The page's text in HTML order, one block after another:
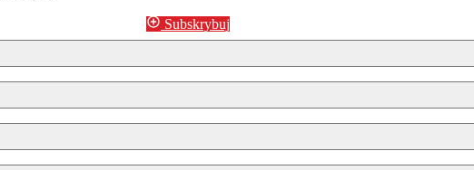
Subskrybuj